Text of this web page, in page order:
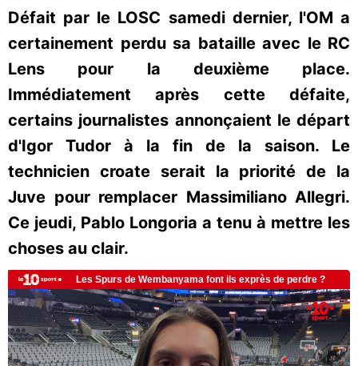
Défait par le LOSC samedi dernier, l'OM a
certainement perdu sa bataille avec le RC
Lens pour la deuxième place.
Immédiatement après cette défaite,
certains journalistes annonçaient le départ
d'Igor Tudor à la fin de la saison. Le
technicien croate serait la priorité de la
Juve pour remplacer Massimiliano Allegri.
Ce jeudi, Pablo Longoria a tenu à mettre les
choses au clair.